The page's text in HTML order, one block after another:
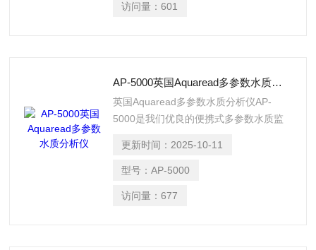
用。电缆的标准长度有 3、10、20 和
访问量：601
AP-5000英国Aquaread多参数水质分析仪
英国Aquaread多参数水质分析仪AP-
5000是我们优良的便携式多参数水质监
准传感器，并且与其较小的对应物非常相
似，它提供了更多定制选项，允许您向探
由坚硬的海洋级铝制成，经过硬质阳极氧
更新时间： 2025-10-11
型号：AP-5000
访问量：677